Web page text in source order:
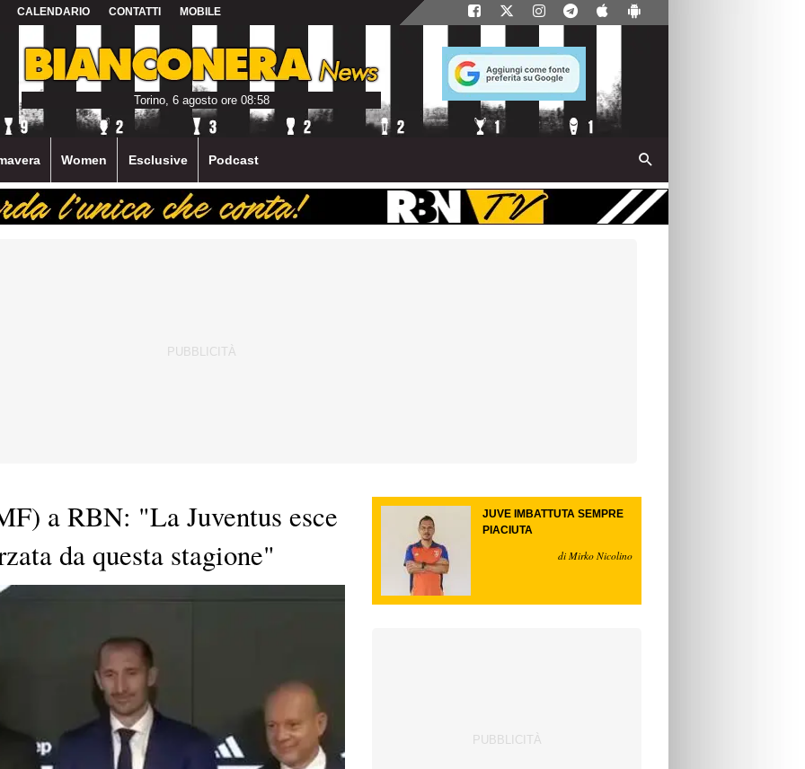
CALENDARIO CONTATTI MOBILE
Torino, 6 agosto ore 08:58
Women Esclusive Podcast
a RBN: "La Juventus esce
da questa stagione"
JUVE IMBATTUTA SEMPRE
PIACIUTA
di Mirko Nicolino